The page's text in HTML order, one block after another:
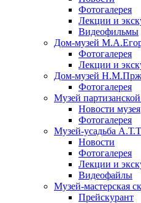
Фотогалерея
Лекции и
Видеофильмы
Дом-музей
Фотогалерея
Лекции и
Дом-музей
Фотогалерея
Музей
Новости музея
Фотогалерея
Музей-усадьба
Новости
Фотогалерея
Лекции и
Видеофайлы
Музей-мастерская
Прейскурант